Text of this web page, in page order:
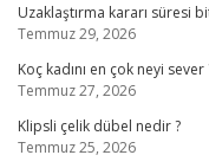
Uzaklaştırma kararı süresi
Temmuz 29, 2026
Koç kadını en çok neyi sever
Temmuz 27, 2026
Klipsli çelik dübel nedir ?
Temmuz 25, 2026